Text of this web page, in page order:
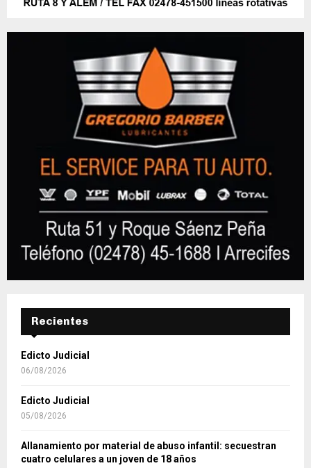
Recientes
Edicto Judicial
06/08/2026
Edicto Judicial
05/08/2026
Allanamiento por material de abuso infantil: secuestran
cuatro celulares a un joven de 18 años